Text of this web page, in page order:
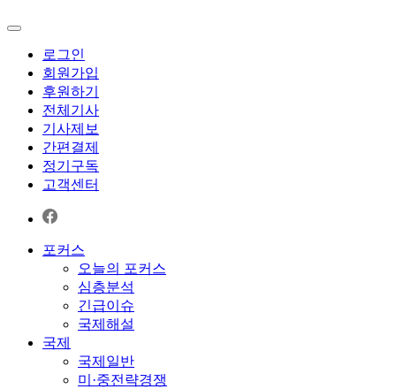
로그인
회원가입
후원하기
전체기사
기사제보
간편결제
정기구독
고객센터
포커스
오늘의 포커스
심층분석
긴급이슈
국제해설
국제
국제일반
미·중전략경쟁